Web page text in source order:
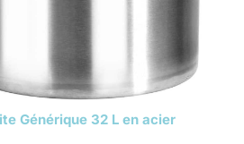
Générique 32 L en acier